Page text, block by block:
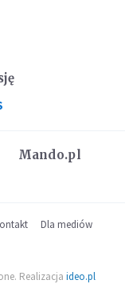
Mando.pl
Dla mediów
Realizacja ideo.pl